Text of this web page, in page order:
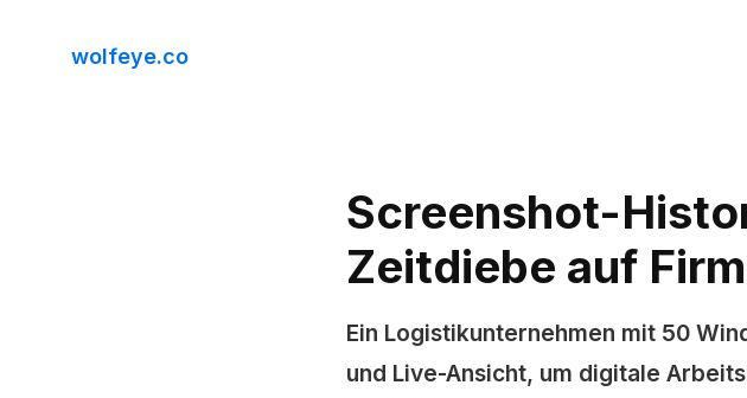
wolfeye.co
Screenshot-
Zeitdiebe auf
Ein Logistikunternehmen mit 50
und Live-Ansicht, um digitale